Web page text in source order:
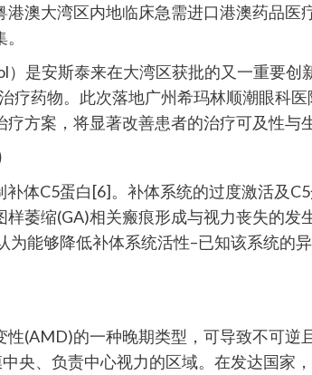
港澳大湾区内地临床急需进口港澳药品医
）是安斯泰来在大湾区获批的又一重要创
疗药物。此次落地广州希玛林顺潮眼科
方案，将显著改善患者的治疗可及性与
体C5蛋白[6]。补体系统的过度激活及
萎缩(GA)相关瘢痕形成与视力丧失的发
为能够降低补体系统活性–已知该系统的
(AMD)的一种晚期类型，可导致不可逆
央、负责中心视力的区域。在发达国家